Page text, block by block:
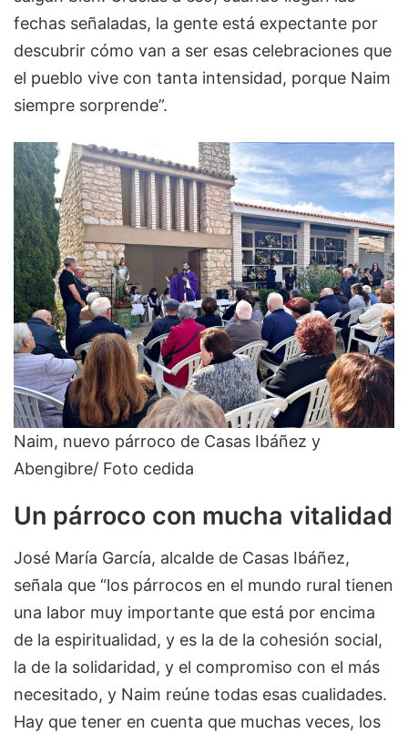
fechas señaladas, la gente está expectante por
descubrir cómo van a ser esas celebraciones que
el pueblo vive con tanta intensidad, porque Naim
siempre sorprende”.
Naim, nuevo párroco de Casas Ibáñez y
Abengibre/ Foto cedida
Un párroco con mucha vitalidad
José María García, alcalde de Casas Ibáñez,
señala que “los párrocos en el mundo rural tienen
una labor muy importante que está por encima
de la espiritualidad, y es la de la cohesión social,
la de la solidaridad, y el compromiso con el más
necesitado, y Naim reúne todas esas cualidades.
Hay que tener en cuenta que muchas veces, los